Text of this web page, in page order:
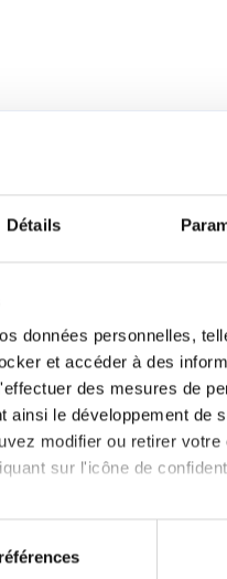
Détails
données personnelles,
et accéder à des
des mesures de
ainsi le développement de
modifier ou retirer votre
sur l'icône de
:
localisation
une
vous aurez besoin
Créer un